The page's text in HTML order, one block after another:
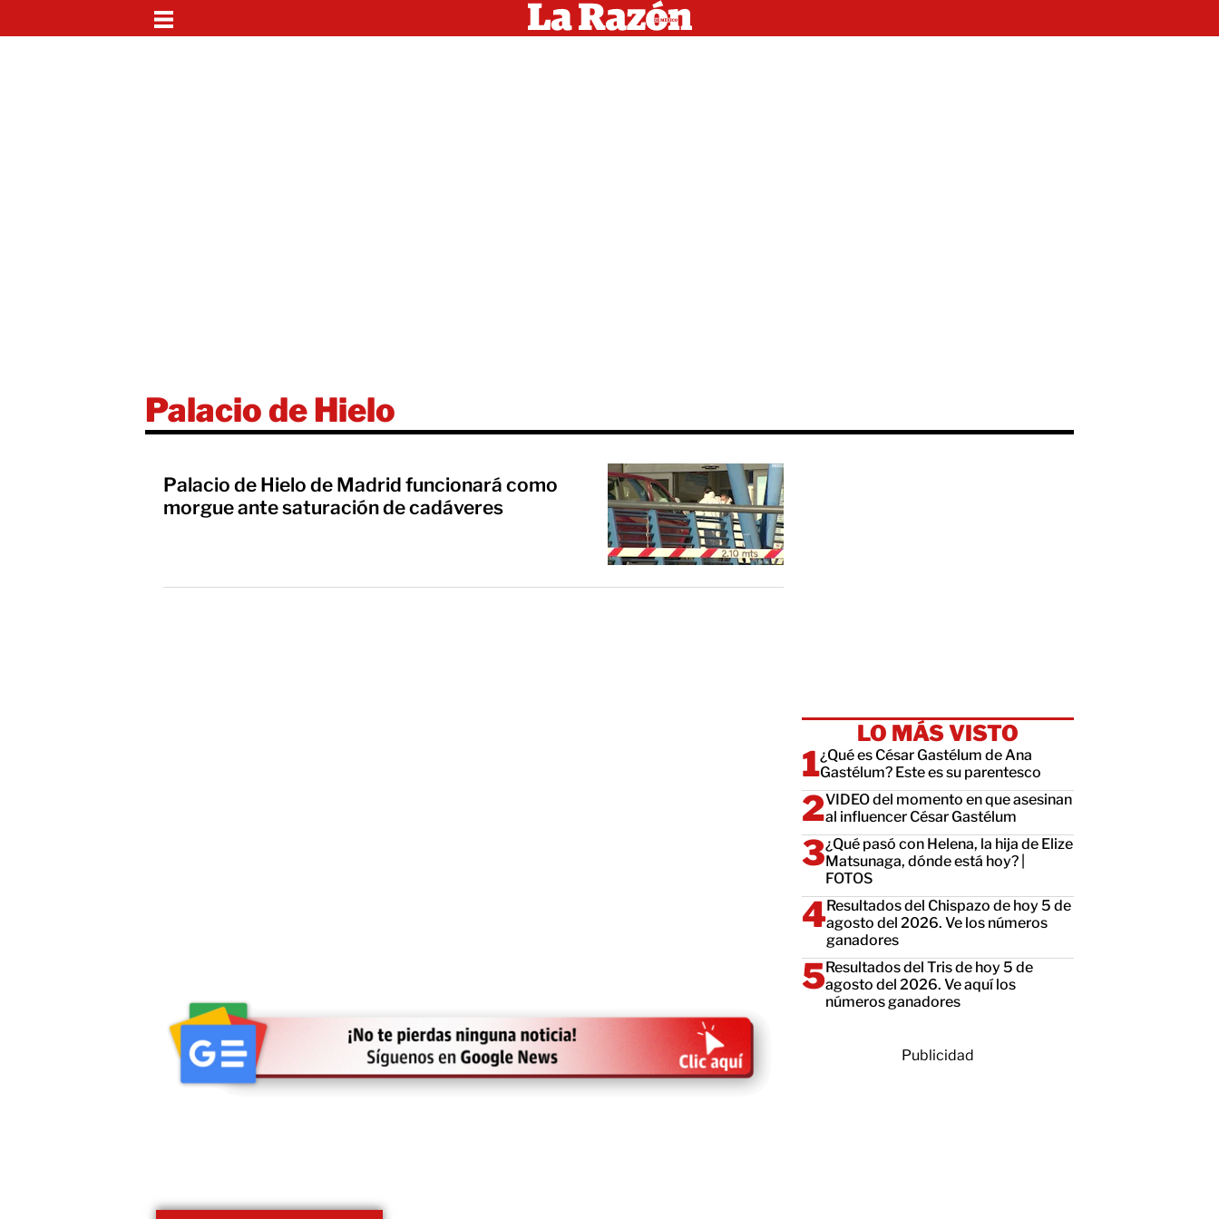
Palacio de Hielo
Palacio de Hielo de Madrid funcionará como
morgue ante saturación de cadáveres
LO MÁS VISTO
¿Qué es César Gastélum de Ana
Gastélum? Este es su parentesco
VIDEO del momento en que asesinan
al influencer César Gastélum
¿Qué pasó con Helena, la hija de Elize
Matsunaga, dónde está hoy? |
FOTOS
Resultados del Chispazo de hoy 5 de
agosto del 2026. Ve los números
ganadores
Resultados del Tris de hoy 5 de
agosto del 2026. Ve aquí los
números ganadores
Publicidad